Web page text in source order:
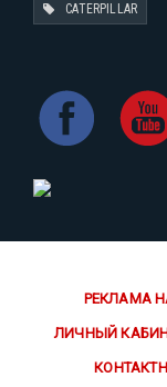
CATERPILLAR
РЕКЛАМА
ЛИЧНЫЙ